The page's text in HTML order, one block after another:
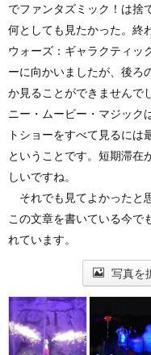
でファンタズミック！は捨
何としても見たかった。終
ウォーズ：ギャラクティッ
ーに向かいましたが、後ろ
か見ることができませんで
ニー・ムービー・マジック
トショーをすべて見るには
ということです。短期滞在
しいですね。
それでも見てよかったと
この文章を書いている今で
れています。
写真を